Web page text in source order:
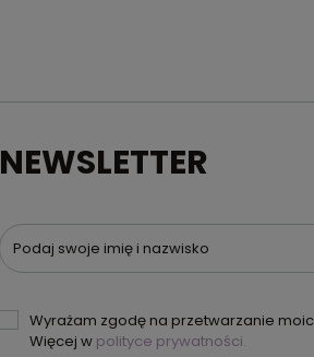
NEWSLETTER
Podaj swoje imię i nazwisko
Wyrażam zgodę na przetwarzanie
Więcej w polityce prywatności.